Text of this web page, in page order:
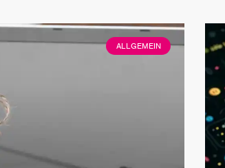
ALLGEMEIN